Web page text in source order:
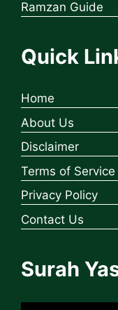
Ramzan Guide
Quick
Home
About Us
Disclaimer
Terms of Service
Privacy Policy
Contact Us
Surah